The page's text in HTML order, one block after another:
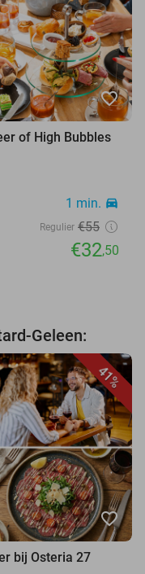
favorite_border
of High Bubbles
1 min. directions_car
Regulier €55
€32,50
Geleen:
41%
favorite_border
bij Osteria 27